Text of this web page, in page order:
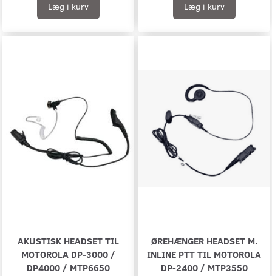
Læg i kurv Læg i kurv
AKUSTISK HEADSET TIL
MOTOROLA DP-3000 /
DP4000 / MTP6650
ØREHÆNGER HEADSET M.
INLINE PTT TIL MOTOROLA
DP-2400 / MTP3550